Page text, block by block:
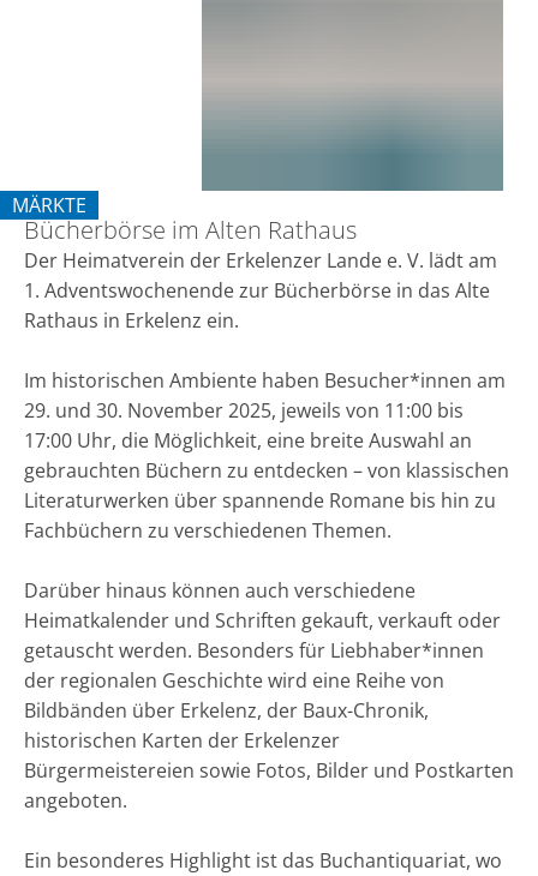
MÄRKTE
KATEGORIE: MÄRKTE
Bücherbörse im Alten Rathaus
Der Heimatverein der Erkelenzer Lande e. V. lädt am
1. Adventswochenende zur Bücherbörse in das Alte
Rathaus in Erkelenz ein.
Im historischen Ambiente haben Besucher*innen am
29. und 30. November 2025, jeweils von 11:00 bis
17:00 Uhr, die Möglichkeit, eine breite Auswahl an
gebrauchten Büchern zu entdecken – von klassischen
Literaturwerken über spannende Romane bis hin zu
Fachbüchern zu verschiedenen Themen.
Darüber hinaus können auch verschiedene
Heimatkalender und Schriften gekauft, verkauft oder
getauscht werden. Besonders für Liebhaber*innen
der regionalen Geschichte wird eine Reihe von
Bildbänden über Erkelenz, der Baux-Chronik,
historischen Karten der Erkelenzer
Bürgermeistereien sowie Fotos, Bilder und Postkarten
angeboten.
Ein besonderes Highlight ist das Buchantiquariat, wo